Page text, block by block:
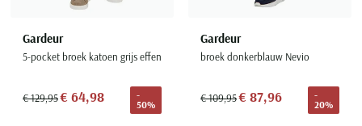
Gardeur
5-pocket broek katoen grijs effen
€ 129,95€ 64,98
-
50%
Gardeur
broek donkerblauw Nevio
€ 109,95€ 87,96
-
20%